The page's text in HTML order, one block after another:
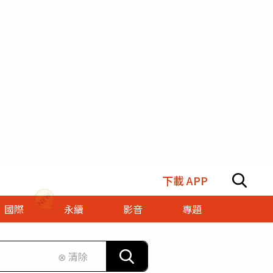
下載 APP
國際 永續 影音
專題
⊗ 清除